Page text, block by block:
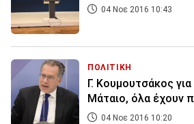
04 Νοε 2016 10:43
ΠΟΛΙΤΙΚΗ
Γ. Κουμουτσάκος
Μάταιο, όλα έχουν
04 Νοε 2016 10:20